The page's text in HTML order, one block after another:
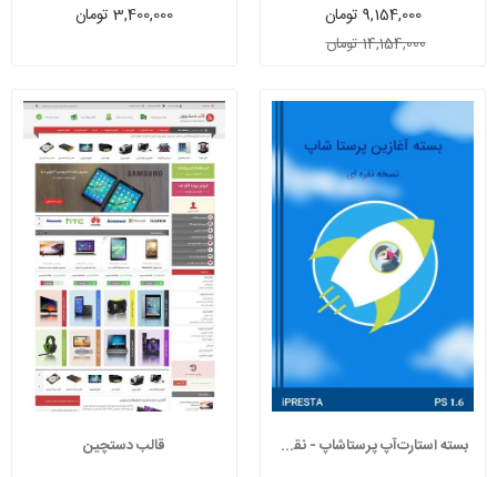
9,154,000 تومان
14,154,000 تومان
3,400,000 تومان
بسته استارت‌آپ پرستاشاپ - نقره ای (قالب +... قالب دستچین